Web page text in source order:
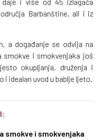
Barbanštine, ali i iz
a događanje se odvija na
smokve i smokvenjaka još
okupljanja, druženja i
i idealan uvod u bablje ljeto.
smokve i smokvenjaka